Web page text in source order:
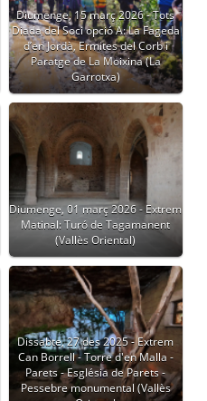
Diumenge, 15 març 2026 - Tots
Diada del Soci opció A: La Fageda
d’en Jordà, Ermites del Corb i
Paratge de La Moixina (La
Garrotxa)
Diumenge, 01 març 2026 - Extrem
Matinal: Turó de Tagamanent
(Vallès Oriental)
Dissabte, 27 des 2025 - Extrem
Can Borrell - Torre d'en Malla -
Parets - Església de Parets -
Pessebre monumental (Vallès